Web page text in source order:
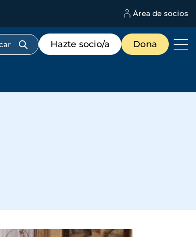
Área de socios
Menú
de
destacados
Hazte socio/a Dona